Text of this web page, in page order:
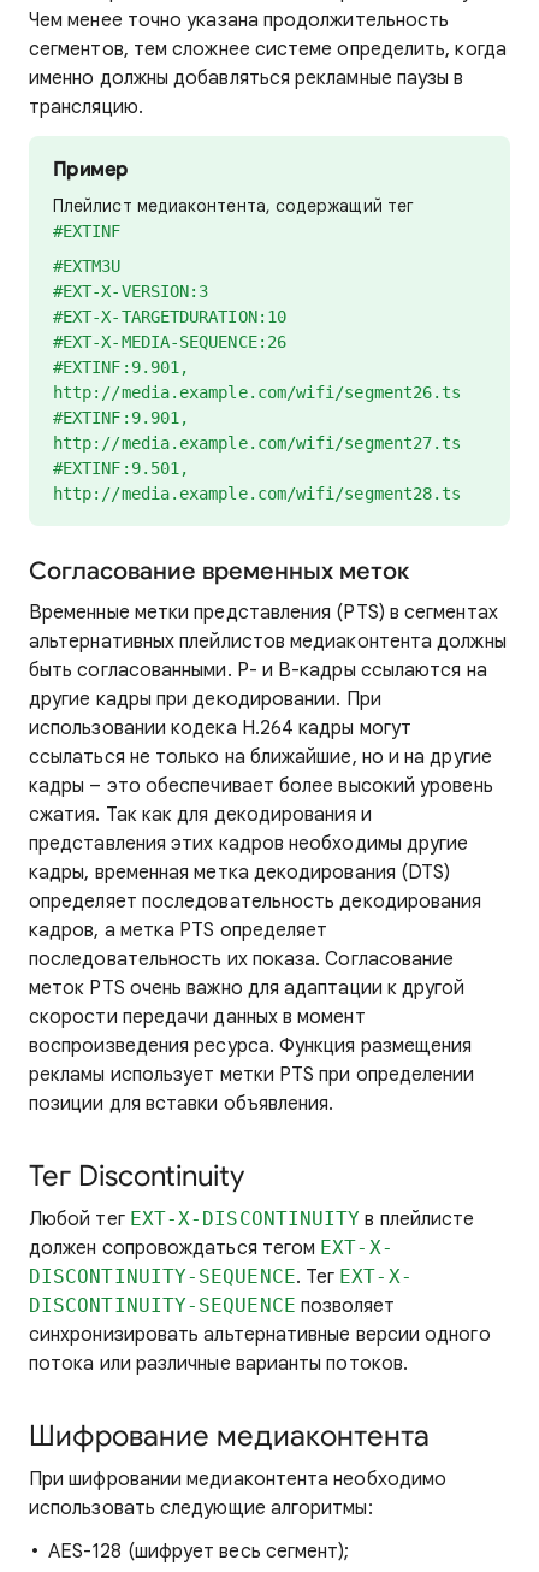
Чем менее точно указана продолжительность
сегментов, тем сложнее системе определить, когда
именно должны добавляться рекламные паузы в
трансляцию.
Пример
Плейлист медиаконтента, содержащий тег
#EXTINF
#EXTM3U
#EXT-X-VERSION:3
#EXT-X-TARGETDURATION:10
#EXT-X-MEDIA-SEQUENCE:26
#EXTINF:9.901,
http://media.example.com/wifi/segment26.ts
#EXTINF:9.901,
http://media.example.com/wifi/segment27.ts
#EXTINF:9.501,
http://media.example.com/wifi/segment28.ts
Согласование временных меток
Временные метки представления (PTS) в сегментах
альтернативных плейлистов медиаконтента должны
быть согласованными. P- и B-кадры ссылаются на
другие кадры при декодировании. При
использовании кодека H.264 кадры могут
ссылаться не только на ближайшие, но и на другие
кадры – это обеспечивает более высокий уровень
сжатия. Так как для декодирования и
представления этих кадров необходимы другие
кадры, временная метка декодирования (DTS)
определяет последовательность декодирования
кадров, а метка PTS определяет
последовательность их показа. Согласование
меток PTS очень важно для адаптации к другой
скорости передачи данных в момент
воспроизведения ресурса. Функция размещения
рекламы использует метки PTS при определении
позиции для вставки объявления.
Тег Discontinuity
Любой тег EXT-X-DISCONTINUITY в плейлисте
должен сопровождаться тегом EXT-X-
DISCONTINUITY-SEQUENCE. Тег EXT-X-
DISCONTINUITY-SEQUENCE позволяет
синхронизировать альтернативные версии одного
потока или различные варианты потоков.
Шифрование медиаконтента
При шифровании медиаконтента необходимо
использовать следующие алгоритмы:
AES-128 (шифрует весь сегмент);